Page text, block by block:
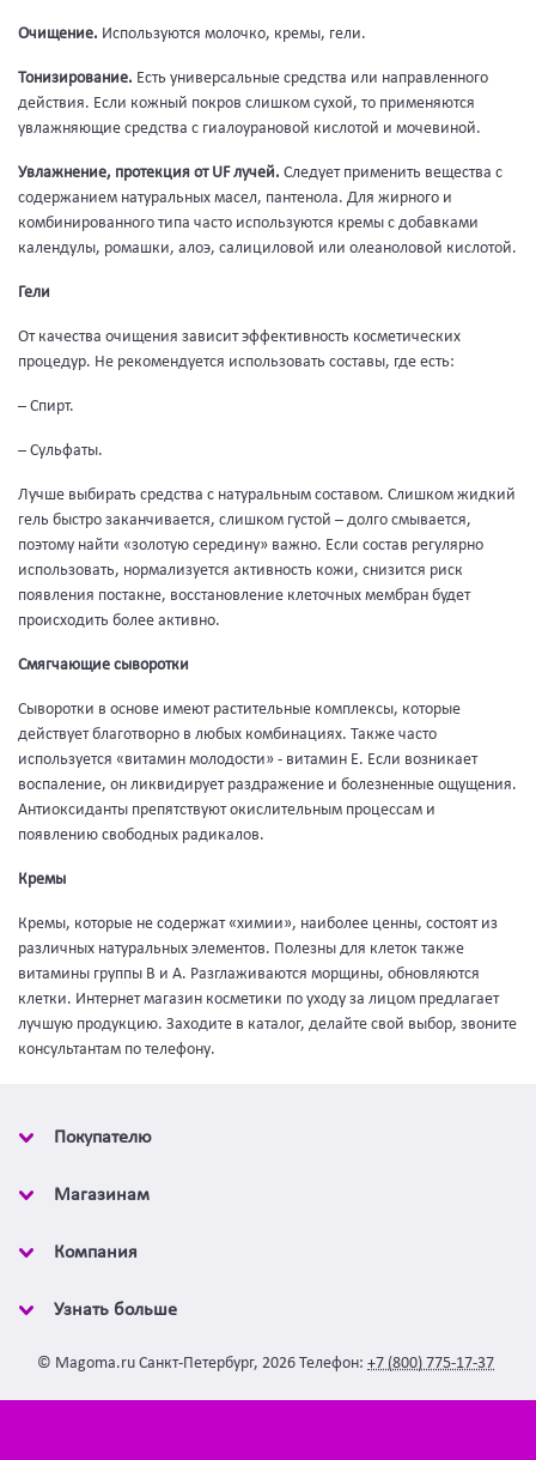
Очищение. Используются молочко, кремы, гели.
Тонизирование. Есть универсальные средства или направленного
действия. Если кожный покров слишком сухой, то применяются
увлажняющие средства с гиалоурановой кислотой и мочевиной.
Увлажнение, протекция от UF лучей. Следует применить вещества с
содержанием натуральных масел, пантенола. Для жирного и
комбинированного типа часто используются кремы с добавками
календулы, ромашки, алоэ, салициловой или олеаноловой кислотой.
Гели
От качества очищения зависит эффективность косметических
процедур. Не рекомендуется использовать составы, где есть:
– Спирт.
– Сульфаты.
Лучше выбирать средства с натуральным составом. Слишком жидкий
гель быстро заканчивается, слишком густой – долго смывается,
поэтому найти «золотую середину» важно. Если состав регулярно
использовать, нормализуется активность кожи, снизится риск
появления постакне, восстановление клеточных мембран будет
происходить более активно.
Смягчающие сыворотки
Сыворотки в основе имеют растительные комплексы, которые
действует благотворно в любых комбинациях. Также часто
используется «витамин молодости» - витамин Е. Если возникает
воспаление, он ликвидирует раздражение и болезненные ощущения.
Антиоксиданты препятствуют окислительным процессам и
появлению свободных радикалов.
Кремы
Кремы, которые не содержат «химии», наиболее ценны, состоят из
различных натуральных элементов. Полезны для клеток также
витамины группы В и А. Разглаживаются морщины, обновляются
клетки. Интернет магазин косметики по уходу за лицом предлагает
лучшую продукцию. Заходите в каталог, делайте свой выбор, звоните
консультантам по телефону.
Покупателю
Магазинам
Компания
Узнать больше
© Magoma.ru Санкт-Петербург, 2026 Телефон: +7 (800) 775-17-37